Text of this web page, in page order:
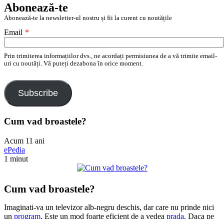
Abonează-te
Abonează-te la newsletter-ul nostru și fii la curent cu noutățile
Email *
Prin trimiterea informațiilor dvs., ne acordați permisiunea de a vă trimite email-
uri cu noutăți. Vă puteți dezabona în orice moment.
Subscribe
Cum vad broastele?
Acum 11 ani
ePedia
1 minut
Cum vad broastele?
Imaginati-va un televizor alb-negru deschis, dar care nu prinde nici
un program. Este un mod foarte eficient de a vedea prada. Daca pe